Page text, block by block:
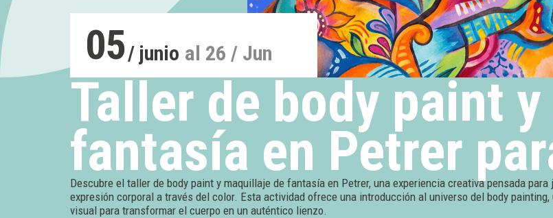
05/ junio al 26 / Jun
Taller de body paint
fantasía en Petrer
Descubre el taller de body paint y maquillaje de fantasía en Petrer, una experiencia creativa pensada
expresión corporal a través del color. Esta actividad ofrece una introducción al universo del body
visual para transformar el cuerpo en un auténtico lienzo.